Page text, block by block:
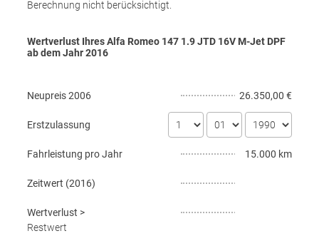
Berechnung nicht berücksichtigt.
Wertverlust Ihres Alfa Romeo 147 1.9 JTD 16V M-Jet DPF
ab dem Jahr2016
Neupreis2006 26.350,00 €
Erstzulassung
Fahrleistung pro Jahr 15.000 km
Zeitwert (2016)
Wertverlust >
Restwert